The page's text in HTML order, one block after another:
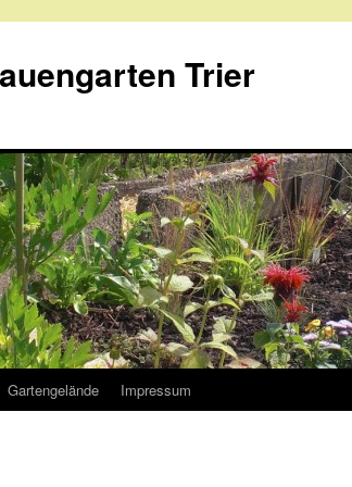
Trier
Gartengelände Impressum